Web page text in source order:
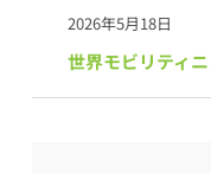
2026年5月18日
世界モビリティ